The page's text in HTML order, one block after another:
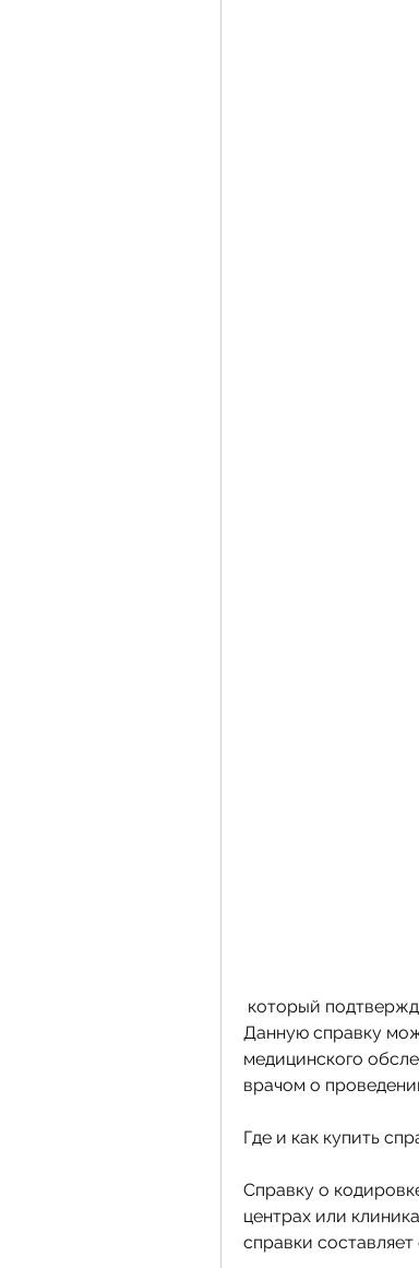
Данную справку
медицинского
врачом о
Где и как купить
Справку о
центрах или
справки